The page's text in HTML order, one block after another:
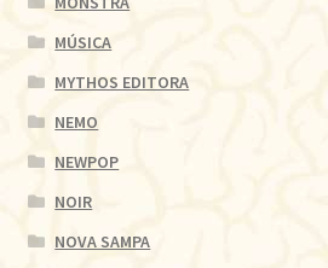
MÚSICA
MYTHOS EDITORA
NEMO
NEWPOP
NOIR
NOVA SAMPA